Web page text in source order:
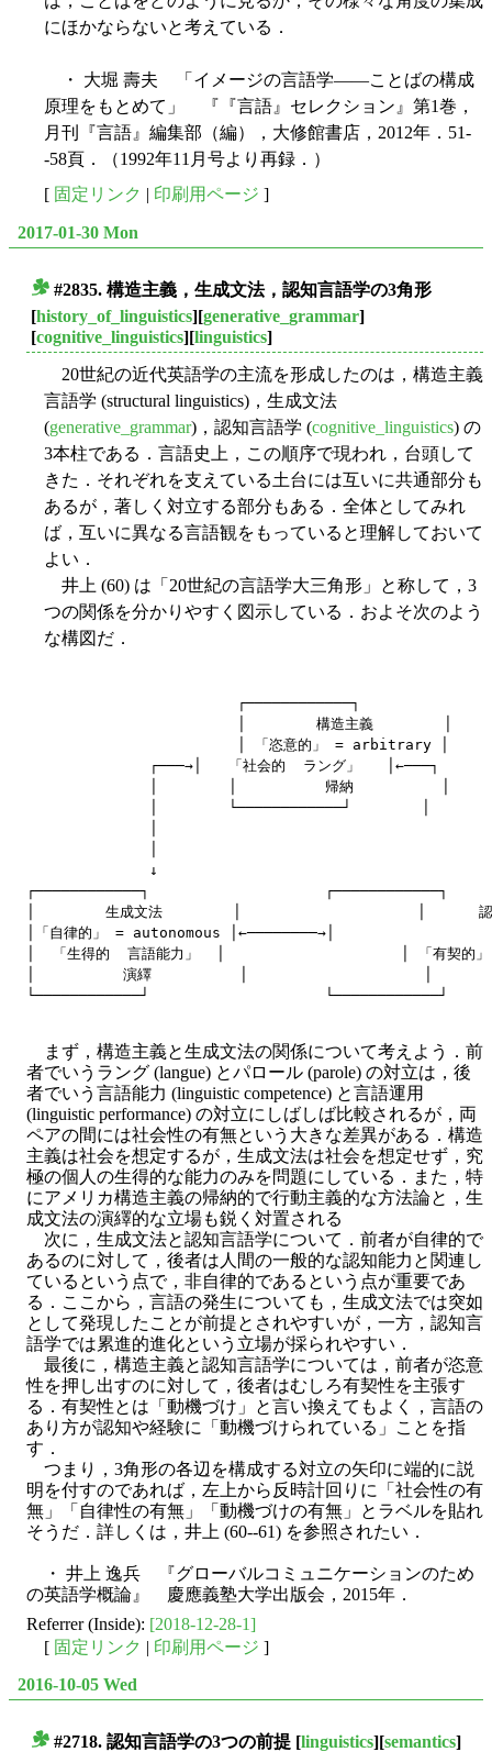
にほかならないと考えている．
・ 大堀 壽夫 「イメージの言語学――ことばの構成
原理をもとめて」 『『言語』セレクション』第1巻，
月刊『言語』編集部（編），大修館書店，2012年．51-
-58頁．（1992年11月号より再録．）
[ 固定リンク 印刷用ページ ]
2017-01-30 Mon
#2835. 構造主義，生成文法，認知言語学の3角形
[history_of_linguistics][generative_grammar]
[cognitive_linguistics][linguistics]
20世紀の近代英語学の主流を形成したのは，構造主義
言語学 (structural linguistics)，生成文法
(generative_grammar)，認知言語学 (cognitive_linguistics) の
3本柱である．言語史上，この順序で現われ，台頭して
きた．それぞれを支えている土台には互いに共通部分も
あるが，著しく対立する部分もある．全体としてみれ
ば，互いに異なる言語観をもっていると理解しておいて
よい．
井上 (60) は「20世紀の言語学大三角形」と称して，3
つの関係を分かりやすく図示している．およそ次のよう
な構図だ．
                        ┌────────────┐
                        │        構造主義        │
                        │ 「恣意的」 = arbitrary │
              ┌───→│   「社会的  ラング」   │←───┐
│        │          帰納          │
              │        └────────────┘        │
↓
┌────────────┐                    ┌────────────┐
│        生成文法        │                    │      認
│「自律的」 = autonomous │←────────→│
│  「生得的  言語能力」  │                    │ 「有契的
│          演繹          │                    │
まず，構造主義と生成文法の関係について考えよう．前
者でいうラング (langue) とパロール (parole) の対立は，後
者でいう言語能力 (linguistic competence) と言語運用
(linguistic performance) の対立にしばしば比較されるが，両
ペアの間には社会性の有無という大きな差異がある．構造
主義は社会を想定するが，生成文法は社会を想定せず，究
極の個人の生得的な能力のみを問題にしている．また，特
にアメリカ構造主義の帰納的で行動主義的な方法論と，生
成文法の演繹的な立場も鋭く対置される
次に，生成文法と認知言語学について．前者が自律的で
あるのに対して，後者は人間の一般的な認知能力と関連し
ているという点で，非自律的であるという点が重要であ
る．ここから，言語の発生についても，生成文法では突如
として発現したことが前提とされやすいが，一方，認知言
語学では累進的進化という立場が採られやすい．
最後に，構造主義と認知言語学については，前者が恣意
性を押し出すのに対して，後者はむしろ有契性を主張す
る．有契性とは「動機づけ」と言い換えてもよく，言語の
あり方が認知や経験に「動機づけられている」ことを指
す．
つまり，3角形の各辺を構成する対立の矢印に端的に説
明を付すのであれば，左上から反時計回りに「社会性の有
無」「自律性の有無」「動機づけの有無」とラベルを貼れ
そうだ．詳しくは，井上 (60--61) を参照されたい．
・ 井上 逸兵 『グローバルコミュニケーションのため
の英語学概論』 慶應義塾大学出版会，2015年．
Referrer (Inside): [2018-12-28-1]
[ 固定リンク | 印刷用ページ ]
2016-10-05 Wed
#2718. 認知言語学の3つの前提 [linguistics][semantics]